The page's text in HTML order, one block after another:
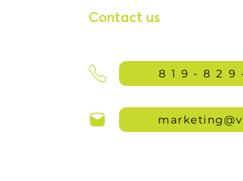
Contact us
819-